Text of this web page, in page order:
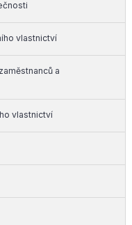
vlastnictví
a
vlastnictví